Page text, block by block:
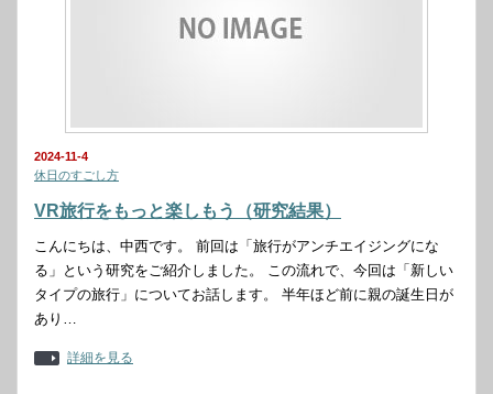
2024-11-4
休日のすごし方
VR旅行をもっと楽しもう（研究結果）
こんにちは、中西です。 前回は「旅行がアンチエイジングにな
る」という研究をご紹介しました。 この流れで、今回は「新しい
タイプの旅行」についてお話します。 半年ほど前に親の誕生日が
あり…
詳細を見る